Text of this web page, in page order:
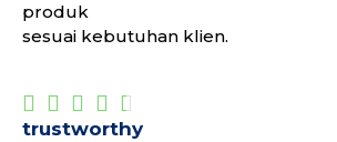
produk
sesuai kebutuhan klien.
    
trustworthy